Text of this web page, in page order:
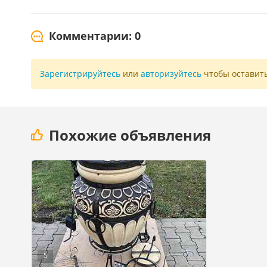
Комментарии: 0
Зарегистрируйтесь или авторизуйтесь чтобы
Похожие объявления
5